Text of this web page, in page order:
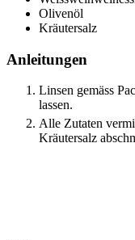
Olivenöl
Kräutersalz
Anleitungen
Linsen gemäss
lassen.
Alle Zutaten
Kräutersalz